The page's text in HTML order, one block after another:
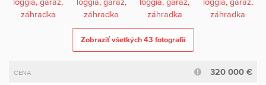
Zobraziť všetkých 43 fotografií
CENA 320 000 €